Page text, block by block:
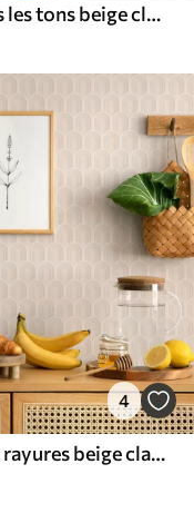
Fines rayures dans les tons beige clair
4
Rangée d'arcs aux rayures beige clair, ambiance rétro